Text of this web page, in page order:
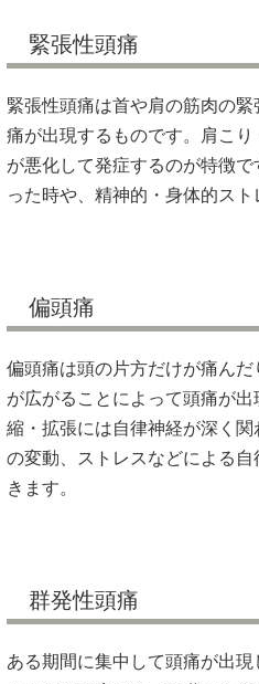
緊張性頭痛
緊張性頭痛は首や肩の筋肉の
痛が出現するものです。肩こ
が悪化して発症するのが特徴
った時や、精神的・身体的スト
偏頭痛
偏頭痛は頭の片方だけが痛ん
が広がることによって頭痛が
縮・拡張には自律神経が深く
の変動、ストレスなどによる
きます。
群発性頭痛
ある期間に集中して頭痛が出